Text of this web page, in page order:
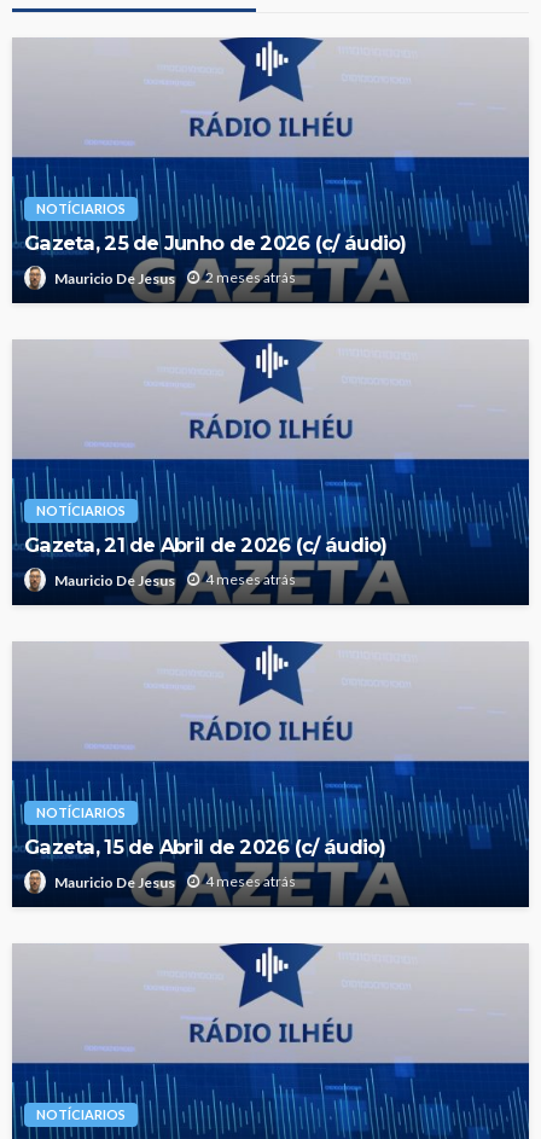
NOTÍCIARIOS
Gazeta, 25 de Junho de 2026 (c/ áudio)
Mauricio De Jesus 2 meses atrás
NOTÍCIARIOS
Gazeta, 21 de Abril de 2026 (c/ áudio)
Mauricio De Jesus 4 meses atrás
NOTÍCIARIOS
Gazeta, 15 de Abril de 2026 (c/ áudio)
Mauricio De Jesus 4 meses atrás
NOTÍCIARIOS